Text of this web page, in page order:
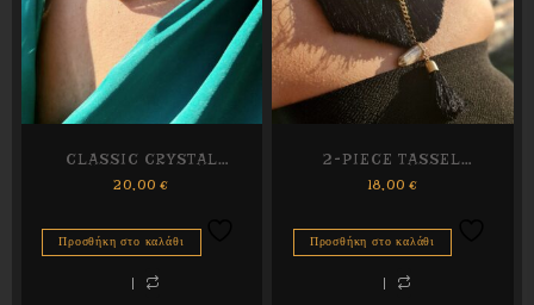
CLASSIC CRYSTAL
NECKLACE
20,00€
Προσθήκη στο καλάθι
2-PIECE TASSEL
NECKLACE
18,00€
Προσθήκη στο καλάθι